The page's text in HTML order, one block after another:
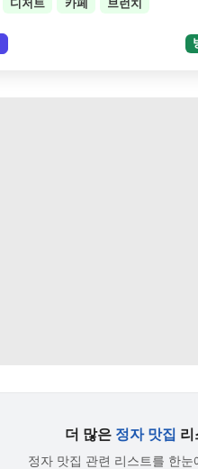
디저트 카페 브런치
더 많은 정자 맛집 리
정자 맛집 관련 리스트를 한눈